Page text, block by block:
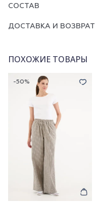
СОСТАВ
ДОСТАВКА И ВОЗВРАТ
ПОХОЖИЕ ТОВАРЫ
-50%